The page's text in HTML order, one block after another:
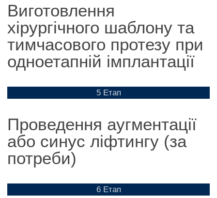
Виготовлення
хірургічного шаблону та
тимчасового протезу при
одноетапній імплантації
5 Етап
Проведення аугментації
або синус ліфтингу (за
потреби)
6 Етап